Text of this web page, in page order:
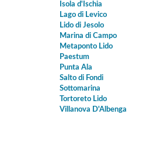
Isola d'Ischia
Lago di Levico
Lido di Jesolo
Marina di Campo
Metaponto Lido
Paestum
Punta Ala
Salto di Fondi
Sottomarina
Tortoreto Lido
Villanova D'Albenga